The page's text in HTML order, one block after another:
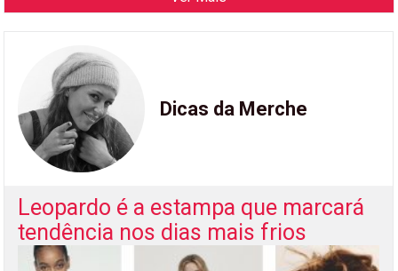
Dicas da Merche
Leopardo é a estampa que marcará
tendência nos dias mais frios